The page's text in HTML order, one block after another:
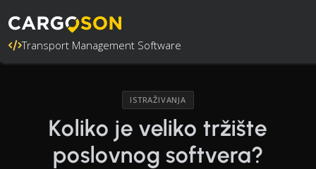
Transport Management Software
ISTRAŽIVANJA
Koliko je veliko tržište
poslovnog softvera?